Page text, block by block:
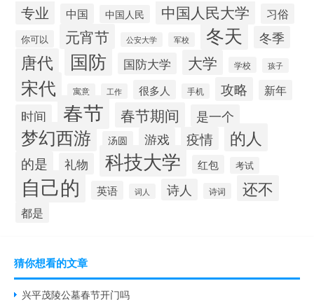
专业 中国 中国人民 中国人民大学 习俗
你可以 元宵节 公安大学 军校 冬天 冬季
唐代 国防 国防大学 大学 学校 孩子
宋代 寓意 工作 很多人 手机 攻略 新年
时间 春节 春节期间 是一个
梦幻西游 汤圆 游戏 疫情 的人
的是 礼物 科技大学 红包 考试
自己的 英语 词人 诗人 诗词 还不
都是
猜你想看的文章
兴平茂陵公墓春节开门吗